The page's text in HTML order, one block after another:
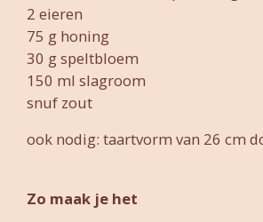
2 eieren
75 g honing
30 g speltbloem
150 ml slagroom
snuf zout
ook nodig: taartvorm van 26 cm
Zo maak je het